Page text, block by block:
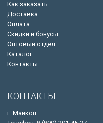
Как заказать
Доставка
Оплата
Скидки и бонусы
Оптовый отдел
Каталог
Контакты
КОНТАКТЫ
г. Майкоп